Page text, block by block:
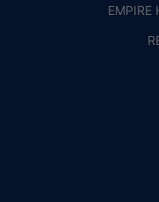
EMPIRE